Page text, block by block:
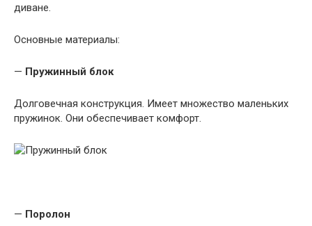
диване.
Основные материалы:
— Пружинный блок
Долговечная конструкция. Имеет множество маленьких
пружинок. Они обеспечивает комфорт.
— Поролон